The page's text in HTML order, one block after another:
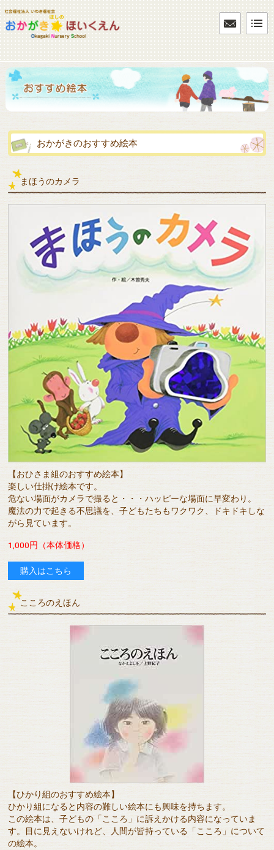
おかがきのおすすめ絵本
まほうのカメラ
【おひさま組のおすすめ絵本】
楽しい仕掛け絵本です。
危ない場面がカメラで撮ると・・・ハッピーな場面に早変わり。
魔法の力で起きる不思議を、子どもたちもワクワク、ドキドキしな
がら見ています。
1,000円（本体価格）
購入はこちら
こころのえほん
【ひかり組のおすすめ絵本】
ひかり組になると内容の難しい絵本にも興味を持ちます。
この絵本は、子どもの「こころ」に訴えかける内容になっていま
す。目に見えないけれど、人間が皆持っている「こころ」について
の絵本。